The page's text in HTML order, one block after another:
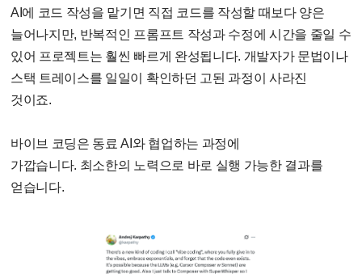
AI에 코드 작성을 맡기면 직접 코드를 작성할 때보다 양은
늘어나지만, 반복적인 프롬프트 작성과 수정에 시간을 줄일 수
있어 프로젝트는 훨씬 빠르게 완성됩니다. 개발자가 문법이나
스택 트레이스를 일일이 확인하던 고된 과정이 사라진
것이죠.
바이브 코딩은 동료 AI 와 협업하는 과정에
가깝습니다. 최소한의 노력으로 바로 실행 가능한 결과를
얻습니다.